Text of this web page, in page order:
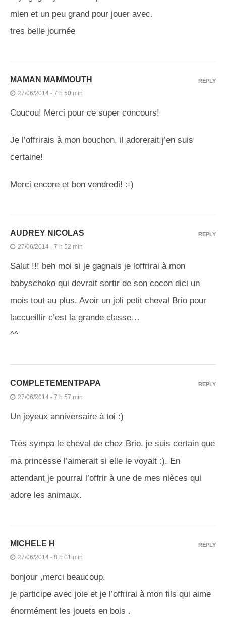
mien et un peu grand pour jouer avec.
tres belle journée
MAMAN MAMMOUTH
27/06/2014 - 7 h 50 min
Coucou! Merci pour ce super concours!
Je l’offrirais à mon bouchon, il adorerait j’en suis
certaine!
Merci encore et bon vendredi! :-)
REPLY
AUDREY NICOLAS
27/06/2014 - 7 h 52 min
Salut !!! beh moi si je gagnais je loffrirai à mon
babyschoko qui devrait sortir de son cocon dici un
mois tout au plus. Avoir un joli petit cheval Brio pour
laccueillir c’est la grande classe…
^^
REPLY
COMPLETEMENTPAPA
27/06/2014 - 7 h 57 min
Un joyeux anniversaire à toi :)
Très sympa le cheval de chez Brio, je suis certain que
ma princesse l’aimerait si elle le voyait :). En
attendant je pourrai l’offrir à une de mes nièces qui
adore les animaux.
REPLY
MICHELE H
27/06/2014 - 8 h 01 min
bonjour ,merci beaucoup.
je participe avec joie et je l’offrirai à mon fils qui aime
énormément les jouets en bois .
REPLY